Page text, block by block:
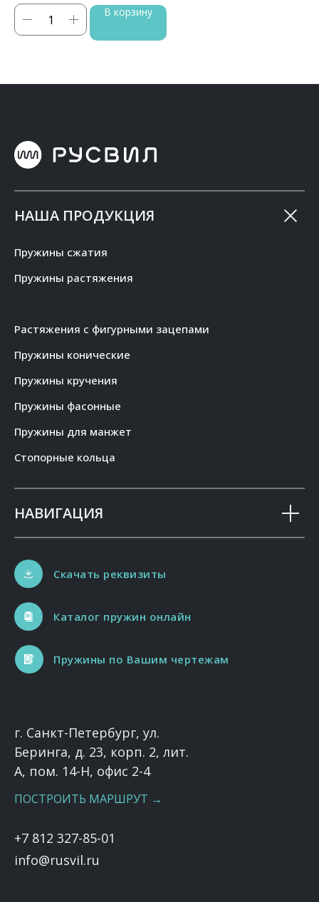
В корзину
НАША ПРОДУКЦИЯ
Пружины сжатия
Пружины растяжения
Растяжения с фигурными зацепами
Пружины конические
Пружины кручения
Пружины фасонные
Пружины для манжет
Стопорные кольца
НАВИГАЦИЯ
Каталог пружин онлайн
Пружины по Вашим чертежам
Скачать реквизиты
г. Санкт-Петербург, ул.
Беринга, д. 23, корп. 2, лит.
А, пом. 14-Н, офис 2-4
ПОСТРОИТЬ МАРШРУТ →
+7 812 327-85-01
info@rusvil.ru